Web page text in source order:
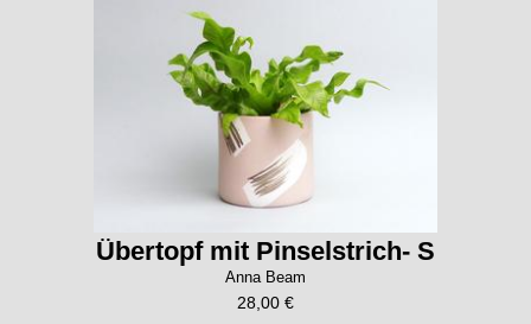
Übertopf mit Pinselstrich- S
Anna Beam
28,00 €